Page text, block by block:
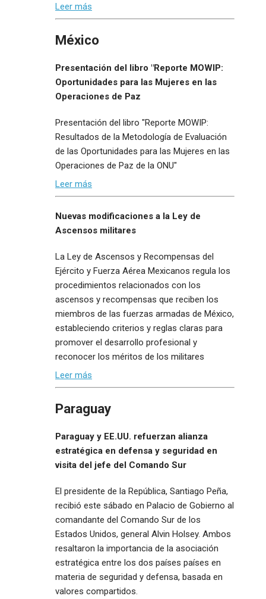
Leer más
México
Presentación del libro "Reporte MOWIP:
Oportunidades para las Mujeres en las
Operaciones de Paz
Presentación del libro "Reporte MOWIP:
Resultados de la Metodología de Evaluación
de las Oportunidades para las Mujeres en las
Operaciones de Paz de la ONU"
Leer más
Nuevas modificaciones a la Ley de
Ascensos militares
La Ley de Ascensos y Recompensas del
Ejército y Fuerza Aérea Mexicanos regula los
procedimientos relacionados con los
ascensos y recompensas que reciben los
miembros de las fuerzas armadas de México,
estableciendo criterios y reglas claras para
promover el desarrollo profesional y
reconocer los méritos de los militares
Leer más
Paraguay
Paraguay y EE.UU. refuerzan alianza
estratégica en defensa y seguridad en
visita del jefe del Comando Sur
El presidente de la República, Santiago Peña,
recibió este sábado en Palacio de Gobierno al
comandante del Comando Sur de los
Estados Unidos, general Alvin Holsey. Ambos
resaltaron la importancia de la asociación
estratégica entre los dos países países en
materia de seguridad y defensa, basada en
valores compartidos.